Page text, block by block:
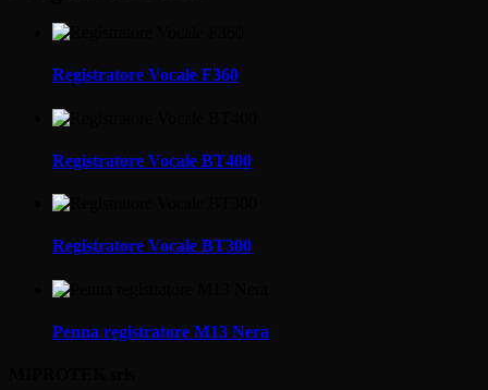
Registratore Vocale F360
Registratore Vocale BT400
Registratore Vocale BT300
Penna registratore M13 Nera